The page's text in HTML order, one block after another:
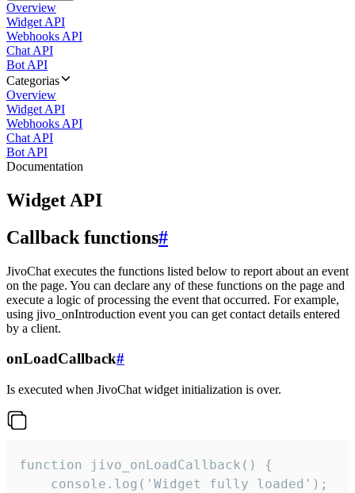
Overview
Widget API
Webhooks API
Chat API
Bot API
Categorias
Overview
Widget API
Webhooks API
Chat API
Bot API
Documentation
Widget API
Callback functions#
JivoChat executes the functions listed below to report about an event
on the page. You can declare any of these functions on the page and
execute a logic of processing the event that occurred. For example,
using jivo_onIntroduction event you can get contact details entered
by a client.
onLoadCallback#
Is executed when JivoChat widget initialization is over.
function jivo_onLoadCallback() {
    console.log('Widget fully loaded');